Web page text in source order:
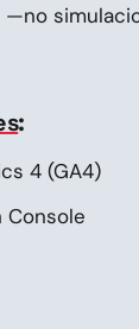
:
4 (GA4)
Console